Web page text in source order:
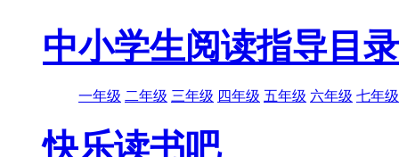
中小学生阅读指导目录
一年级 二年级 三年级 四年级 五年级 六年级 七年级
快乐读书吧